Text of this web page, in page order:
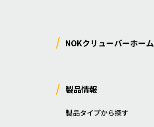
NOKクリューバーホーム
製品情報
製品タイプから探す